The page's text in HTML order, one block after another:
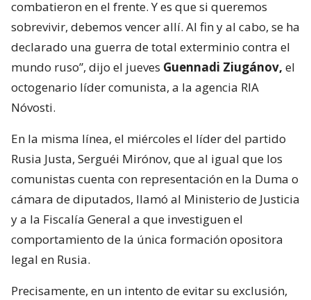
combatieron en el frente. Y es que si queremos
sobrevivir, debemos vencer allí. Al fin y al cabo, se ha
declarado una guerra de total exterminio contra el
mundo ruso”, dijo el jueves Guennadi Ziugánov, el
octogenario líder comunista, a la agencia RIA
Nóvosti.
En la misma línea, el miércoles el líder del partido
Rusia Justa, Serguéi Mirónov, que al igual que los
comunistas cuenta con representación en la Duma o
cámara de diputados, llamó al Ministerio de Justicia
y a la Fiscalía General a que investiguen el
comportamiento de la única formación opositora
legal en Rusia.
Precisamente, en un intento de evitar su exclusión,